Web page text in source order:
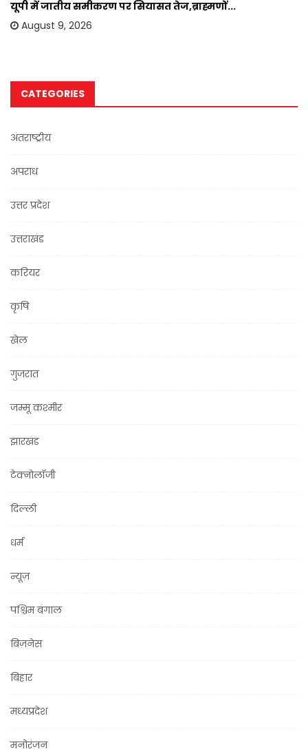
यूपी में जातीय समीकरण पर सियासत तेज,ब्राह्मणों...
August 9, 2026
CATEGORIES
अंतराष्ट्रीय
अपराध
उत्तर प्रदेश
उत्तराखंड
करियर
कृषि
खेल
गुजरात
जम्मू कश्मीर
झारखंड
टेक्नोलॉजी
दिल्ली
धर्म
न्यूज़
पश्चिम बंगाल
बिज़नेस
बिहार
मध्यप्रदेश
मनोरंजन